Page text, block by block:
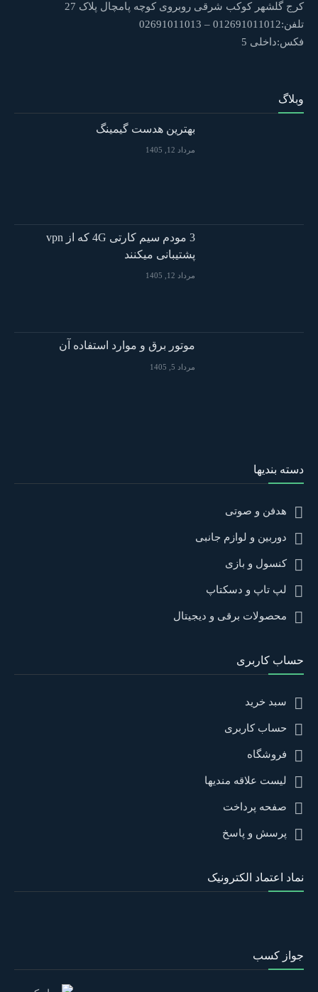
کرج گلشهر کوکب شرقی روبروی کوچه پامچال پلاک 27
تلفن:012691011012 – 02691011013
فکس:داخلی 5
وبلاگ
بهترین هدست گیمینگ
مرداد 12, 1405
3 مودم سیم کارتی 4G که از vpn
پشتیبانی میکنند
مرداد 12, 1405
موتور برق و موارد استفاده آن
مرداد 5, 1405
دسته بندیها
هدفن و صوتی
دوربین و لوازم جانبی
کنسول و بازی
لپ تاپ و دسکتاپ
محصولات برقی و دیجیتال
حساب کاربری
سبد خرید
حساب کاربری
فروشگاه
لیست علاقه مندیها
صفحه پرداخت
پرسش و پاسخ
نماد اعتماد الکترونیک
جواز کسب